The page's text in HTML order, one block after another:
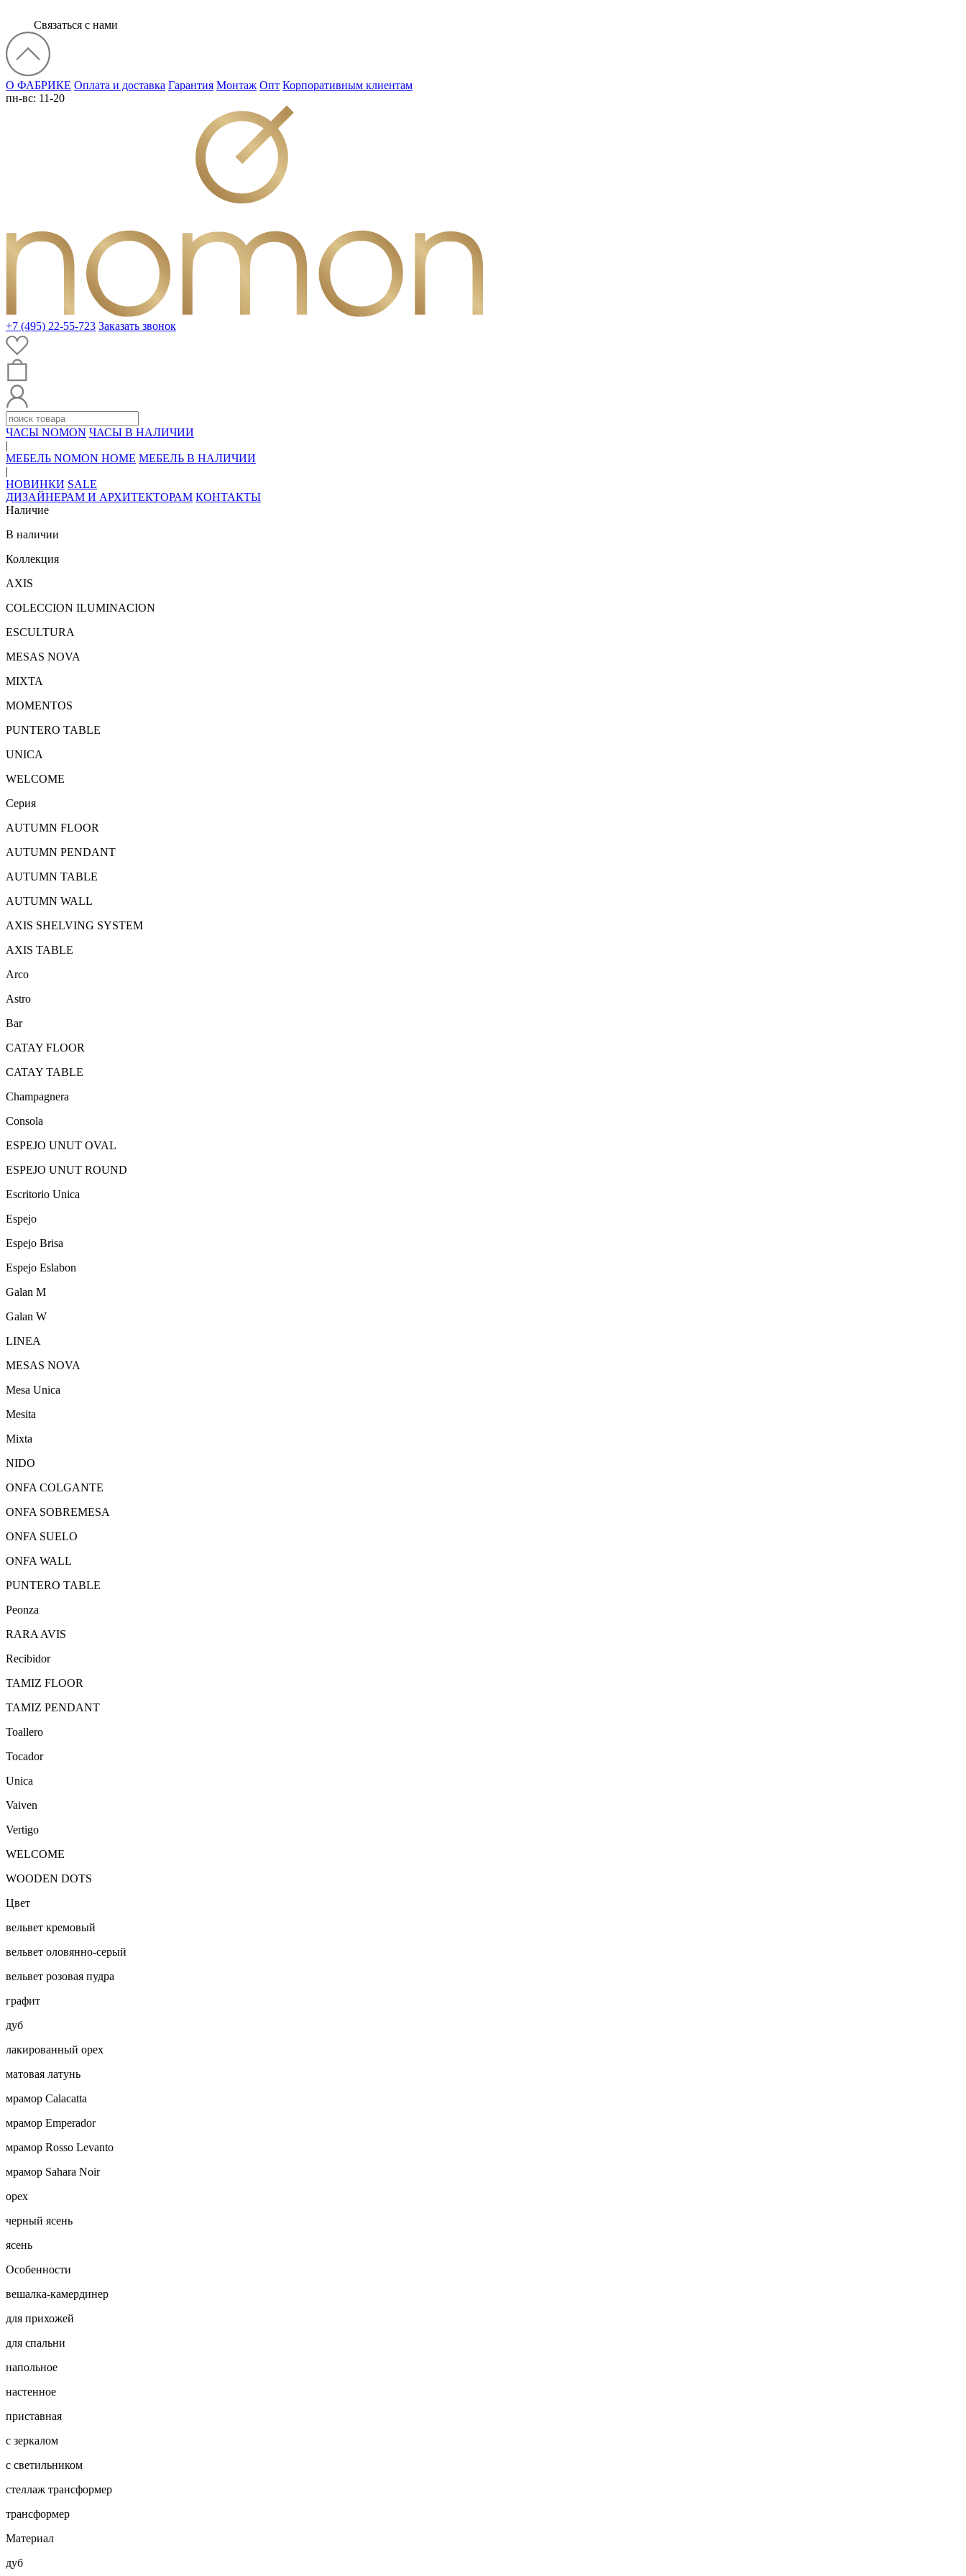
Связаться с нами
О ФАБРИКЕ Оплата и доставка Гарантия Монтаж Опт Корпоративным клиентам
пн-вс: 11-20
+7 (495) 22-55-723 Заказать звонок
ЧАСЫ NOMON ЧАСЫ В НАЛИЧИИ
|
МЕБЕЛЬ NOMON HOME МЕБЕЛЬ В НАЛИЧИИ
|
НОВИНКИ SALE
ДИЗАЙНЕРАМ И АРХИТЕКТОРАМ КОНТАКТЫ
Наличие
В наличии
Коллекция
AXIS
COLECCION ILUMINACION
ESCULTURA
MESAS NOVA
MIXTA
MOMENTOS
PUNTERO TABLE
UNICA
WELCOME
Серия
AUTUMN FLOOR
AUTUMN PENDANT
AUTUMN TABLE
AUTUMN WALL
AXIS SHELVING SYSTEM
AXIS TABLE
Arco
Astro
Bar
CATAY FLOOR
CATAY TABLE
Champagnera
Consola
ESPEJO UNUT OVAL
ESPEJO UNUT ROUND
Escritorio Unica
Espejo
Espejo Brisa
Espejo Eslabon
Galan M
Galan W
LINEA
MESAS NOVA
Mesa Unica
Mesita
Mixta
NIDO
ONFA COLGANTE
ONFA SOBREMESA
ONFA SUELO
ONFA WALL
PUNTERO TABLE
Peonza
RARA AVIS
Recibidor
TAMIZ FLOOR
TAMIZ PENDANT
Toallero
Tocador
Unica
Vaiven
Vertigo
WELCOME
WOODEN DOTS
Цвет
вельвет кремовый
вельвет оловянно-серый
вельвет розовая пудра
графит
дуб
лакированный орех
матовая латунь
мрамор Calacatta
мрамор Emperador
мрамор Rosso Levanto
мрамор Sahara Noir
орех
черный ясень
ясень
Особенности
вешалка-камердинер
для прихожей
для спальни
напольное
настенное
приставная
с зеркалом
с светильником
стеллаж трансформер
трансформер
Материал
дуб